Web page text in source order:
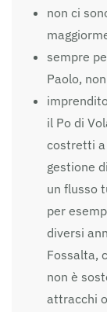
non ci
sempre
Paolo,
il Po di
costretti a
gestione
un flusso
per
diversi
Fossalta,
non è
attracchi